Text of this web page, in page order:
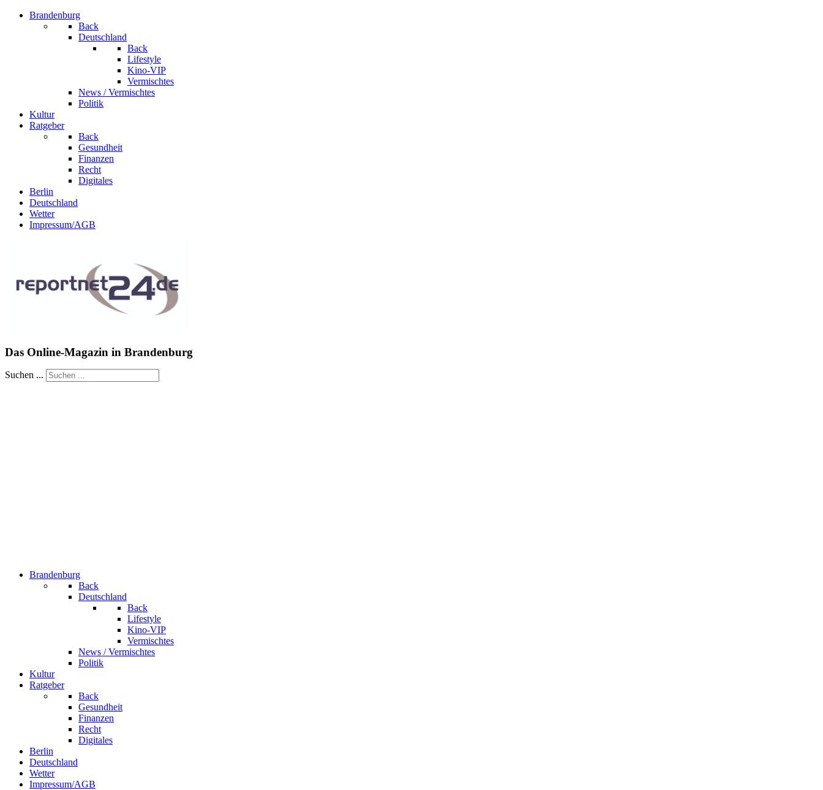
Brandenburg
Back
Deutschland
Back
Lifestyle
Kino-VIP
Vermischtes
News / Vermischtes
Politik
Kultur
Ratgeber
Back
Gesundheit
Finanzen
Recht
Digitales
Berlin
Deutschland
Wetter
Impressum/AGB
Das Online-Magazin in Brandenburg
Suchen ...
Brandenburg
Back
Deutschland
Back
Lifestyle
Kino-VIP
Vermischtes
News / Vermischtes
Politik
Kultur
Ratgeber
Back
Gesundheit
Finanzen
Recht
Digitales
Berlin
Deutschland
Wetter
Impressum/AGB